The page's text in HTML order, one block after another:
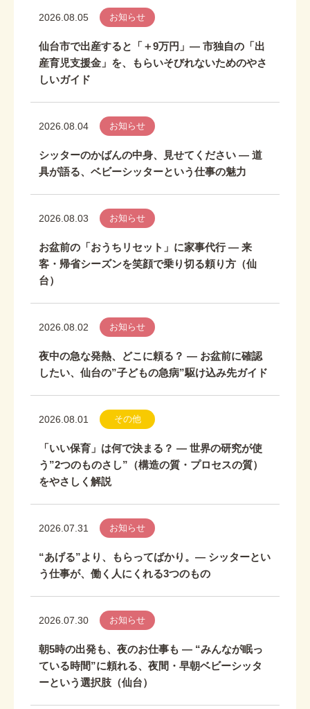
2026.08.05 お知らせ
仙台市で出産すると「＋9万円」― 市独自の「出
産育児支援金」を、もらいそびれないためのやさ
しいガイド
2026.08.04 お知らせ
シッターのかばんの中身、見せてください ― 道
具が語る、ベビーシッターという仕事の魅力
2026.08.03 お知らせ
お盆前の「おうちリセット」に家事代行 ― 来
客・帰省シーズンを笑顔で乗り切る頼り方（仙
台）
2026.08.02 お知らせ
夜中の急な発熱、どこに頼る？ ― お盆前に確認
したい、仙台の”子どもの急病”駆け込み先ガイド
2026.08.01 その他
「いい保育」は何で決まる？ ― 世界の研究が使
う”2つのものさし”（構造の質・プロセスの質）
をやさしく解説
2026.07.31 お知らせ
“あげる”より、もらってばかり。― シッターとい
う仕事が、働く人にくれる3つのもの
2026.07.30 お知らせ
朝5時の出発も、夜のお仕事も ― “みんなが眠っ
ている時間”に頼れる、夜間・早朝ベビーシッタ
ーという選択肢（仙台）